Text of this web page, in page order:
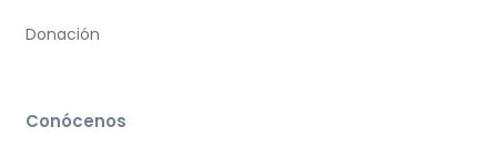
Donación
Conócenos